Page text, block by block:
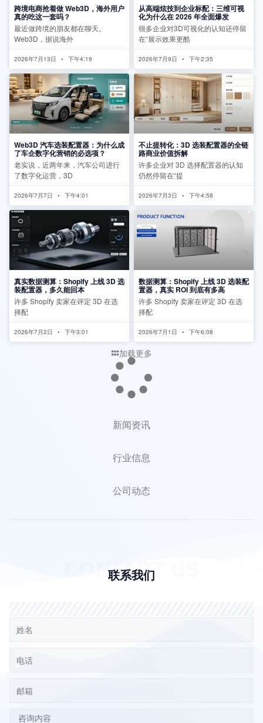
新闻资讯
行业信息
公司动态
跨境电商抢着做 Web3D，海外用户
真的吃这一套吗？
最近做跨境的朋友都在聊天。
Web3D，据说海外
2026年7月13日 下午4:19
从高端炫技到企业标配：三维可视
化为什么在 2026 年全面爆发
很多企业对3D可视化的认知还停留
在“展示效果更酷
2026年7月9日 下午2:35
Web3D 汽车选装配置器：为什么成
了车企数字化营销的必选项？
老实说，近两年来，汽车公司进行
了数字化运营，3D
2026年7月7日 下午4:01
不止提转化：3D 选装配置器的全链
路商业价值拆解
许多企业对 3D 选择配置器的认知
仍然停留在“提
2026年7月3日 下午4:58
真实数据测算：Shopify 上线 3D 选
装配置器，多久能回本
许多 Shopify 卖家在评定 3D 在选
择配
2026年7月2日 下午3:01
数据测算：Shopify 上线 3D 选装配
置器，真实 ROI 到底有多高
许多 Shopify 卖家在评定 3D 在选
择配
2026年7月1日 下午6:08
加载更多
CONTACT US
联系我们